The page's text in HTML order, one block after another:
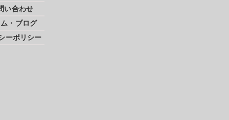
い合わせ
・ブログ
ーポリシー